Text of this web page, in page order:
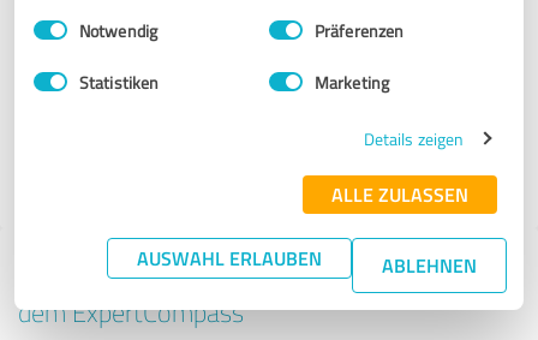
Impressum Datenschutzbestimmungen
Einwilligungsauswahl
Notwendig Präferenzen
Statistiken Marketing
Details zeigen
ALLE ZULASSEN
AUSWAHL ERLAUBEN ABLEHNEN
Ralf Esser
Tipp: Die passenden Experten finden - mit
dem ExpertCompass